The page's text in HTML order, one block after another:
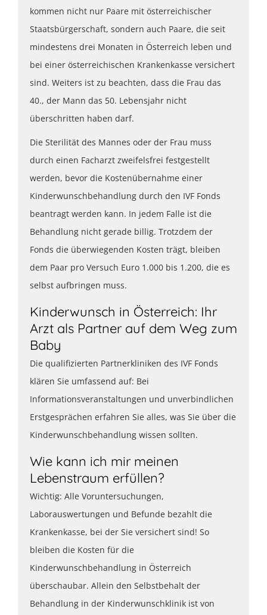
kommen nicht nur Paare mit österreichischer
Staatsbürgerschaft, sondern auch Paare, die seit
mindestens drei Monaten in Österreich leben und
bei einer österreichischen Krankenkasse versichert
sind. Weiters ist zu beachten, dass die Frau das
40., der Mann das 50. Lebensjahr nicht
überschritten haben darf.
Die Sterilität des Mannes oder der Frau muss
durch einen Facharzt zweifelsfrei festgestellt
werden, bevor die Kostenübernahme einer
Kinderwunschbehandlung durch den IVF Fonds
beantragt werden kann. In jedem Falle ist die
Behandlung nicht gerade billig. Trotzdem der
Fonds die überwiegenden Kosten trägt, bleiben
dem Paar pro Versuch Euro 1.000 bis 1.200, die es
selbst aufbringen muss.
Kinderwunsch in Österreich: Ihr
Arzt als Partner auf dem Weg zum
Baby
Die qualifizierten Partnerkliniken des IVF Fonds
klären Sie umfassend auf: Bei
Informationsveranstaltungen und unverbindlichen
Erstgesprächen erfahren Sie alles, was Sie über die
Kinderwunschbehandlung wissen sollten.
Wie kann ich mir meinen
Lebenstraum erfüllen?
Wichtig: Alle Voruntersuchungen,
Laborauswertungen und Befunde bezahlt die
Krankenkasse, bei der Sie versichert sind! So
bleiben die Kosten für die
Kinderwunschbehandlung in Österreich
überschaubar. Allein den Selbstbehalt der
Behandlung in der Kinderwunschklinik ist von